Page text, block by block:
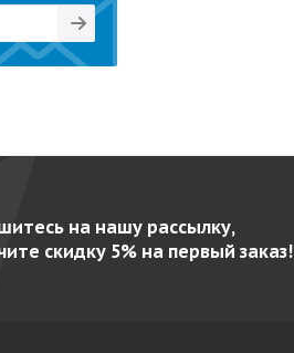
на нашу рассылку,
скидку 5% на первый заказ!